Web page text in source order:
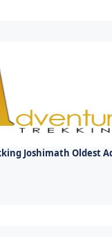
Joshimath Oldest